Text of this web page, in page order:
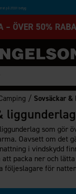
på 27231 betyg
– ÖVER 50%
/ Sovsäckar &
liggunderlag
som gör
Oavsett om det
i vindskydd
att packa ner och
följeslagare för